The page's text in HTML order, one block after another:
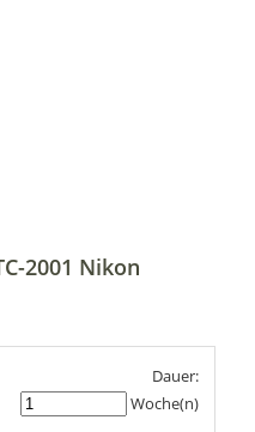
2001 Nikon
Dauer:
Woche(n)